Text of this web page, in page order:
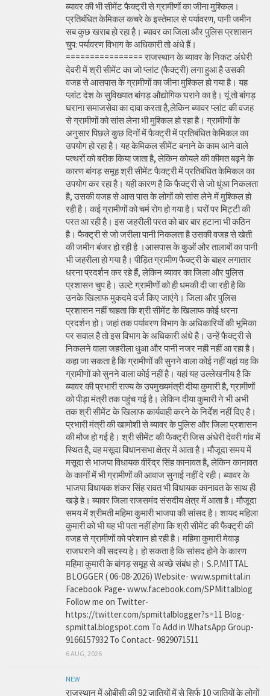
ब्यावर की भी सीमेंट फैक्ट्री से ग्रामीणों का जीना मुश्किल।
प्रतिबंधित केमिकल कचरे के इस्तेमाल से पर्यावरण, पानी जमीन
सब कुछ खराब हो रहा है। ब्यावर का जिला और पुलिस प्रशासन
चुप: पर्यावरण विभाग के अधिकारी तो अंधे हैं।
================ राजस्थान के ब्यावर के निकट अंधेरी
देवरी में श्री सीमेंट का जो प्लांट (फैक्ट्री) लगा हुआ है उसकी
वजह से आसपास के ग्रामीणों का जीना मुश्किल हो गया है। यह
प्लांट देश के सुविख्यात बांगड़ औद्योगिक घराने का है। यूं तो बांगड़
घराना समाजसेवा का दावा करता है,लेकिन ब्यावर प्लांट की वजह
से ग्रामीणों को सांस लेना भी मुश्किल हो रहा है। ग्रामीणों के
अनुसार पिछले कुछ दिनों में फैक्ट्री में प्रतिबंधित केमिकल का
उपयोग हो रहा है। यह केमिकल सीमेंट बनाने के काम आने वाले
पत्थरों को बरीक किया जाता है, लेकिन कोयले की कीमत बढ़ने के
कारण बांगड़ समूह श्री सीमेंट फैक्ट्री में प्रतिबंधित केमिकल का
उपयोग कर रहा है। यही कारण है कि फैक्ट्री से जो धुंआ निकलता
है, उसकी वजह से आस पास के लोगों को सांस लेने में मुश्किल हो
रही है। कई ग्रामीणों को चर्म रोग हो गया है। घरों पर मिट्टी की
परत आ रही है। इस जहरीली परत को बार बार हटाना भी कठिन
है। फैक्ट्री से जो जरीला पानी निकलता है उसकी वजह से खेती
की जमीन बंजर हो रही है ।आसपास के कुओं और तालाबों का पानी
भी जहरीला हो गया है। पीड़ित ग्रामीण फैक्ट्री के बाहर लगातार
धरना प्रदर्शन कर रहे हैं, लेकिन ब्यावर का जिला और पुलिस
प्रशासन चुप है। उल्टे ग्रामीणों को ही धमकी दी जा रही है कि
उनके खिलाफ मुकदमे दर्ज किए जाएंगे। जिला और पुलिस
प्रशासन नहीं चाहता कि श्री सीमेंट के खिलाफ कोई धरना
प्रदर्शन हो। जहां तक पर्यावरण विभाग के अधिकारियों की भूमिका
पर सवाल है तो इस विभाग के अधिकारी अंधे है। उन्हें फैक्ट्री से
निकलने वाला जहरीला धुआ और पानी नजर नही नहीं आ रहा है।
कहा जा सकता है कि ग्रामीणों की सुनने वाला कोई नहीं यहां यह कि
ग्रामीणों को सुनने वाला कोई नहीं है। यहां यह उल्लेखनीय है कि
ब्यावर की प्रभारी राज्य के उपमुख्यमंत्री दीया कुमारी है, ग्रामीणों
को पीड़ा मंत्री तक पहुंच गई है। लेकिन दीया कुमारी ने भी अभी
तक श्री सीमेंट के खिलाफ कार्यवाही करने के निर्देश नहीं दिए है।
प्रभारी मंत्री की खामोशी से ब्यावर के पुलिस और जिला प्रशासन
की मौज हो गई है। श्री सीमेंट की फैक्ट्री जिस अंधेरी देवरी गांव में
स्थित है, वह मसूदा विधानसभा क्षेत्र में आता है। मौजूदा समय में
मसूदा से भाजपा विधायक वीरेंद्र सिंह कानावत है, लेकिन कानावत
के कानों में भी ग्रामीणों की आवाज सुनाई नहीं दे रही। ब्यावर के
भाजपा विधायक शंकर सिंह रावत भी विधायक कानावत के साथ ही
खड़े हे। ब्यावर जिला राजसमंद संसदीय क्षेत्र में आता है। मौजूदा
समय में श्रीमती महिमा कुमारी भाजपा की सांसद है। शायद महिला
कुमारी को भी यह भी पता नहीं होगा कि श्री सीमेंट की फैक्ट्री की
वजह से ग्रामीणों को परेशान हो रही है। महिमा कुमारी मेवाड़
राजघराने की सदस्य हे। हो सकता है कि सांसद होने के कारण
महिमा कुमारी के बांगड़ समूह से अच्छे संबंध हो। S.P.MITTAL
BLOGGER ( 06-08-2026) Website- www.spmittal.in
Facebook Page- www.facebook.com/SPMittalblog
Follow me on Twitter-
https://twitter.com/spmittalblogger?s=11 Blog-
spmittal.blogspot.com To Add in WhatsApp Group-
9166157932 To Contact- 9829071511
6 AUG, 2026
NEW
राजस्थान में ओबीसी की 92 जातियों में से सिर्फ 10 जातियों के लोगों